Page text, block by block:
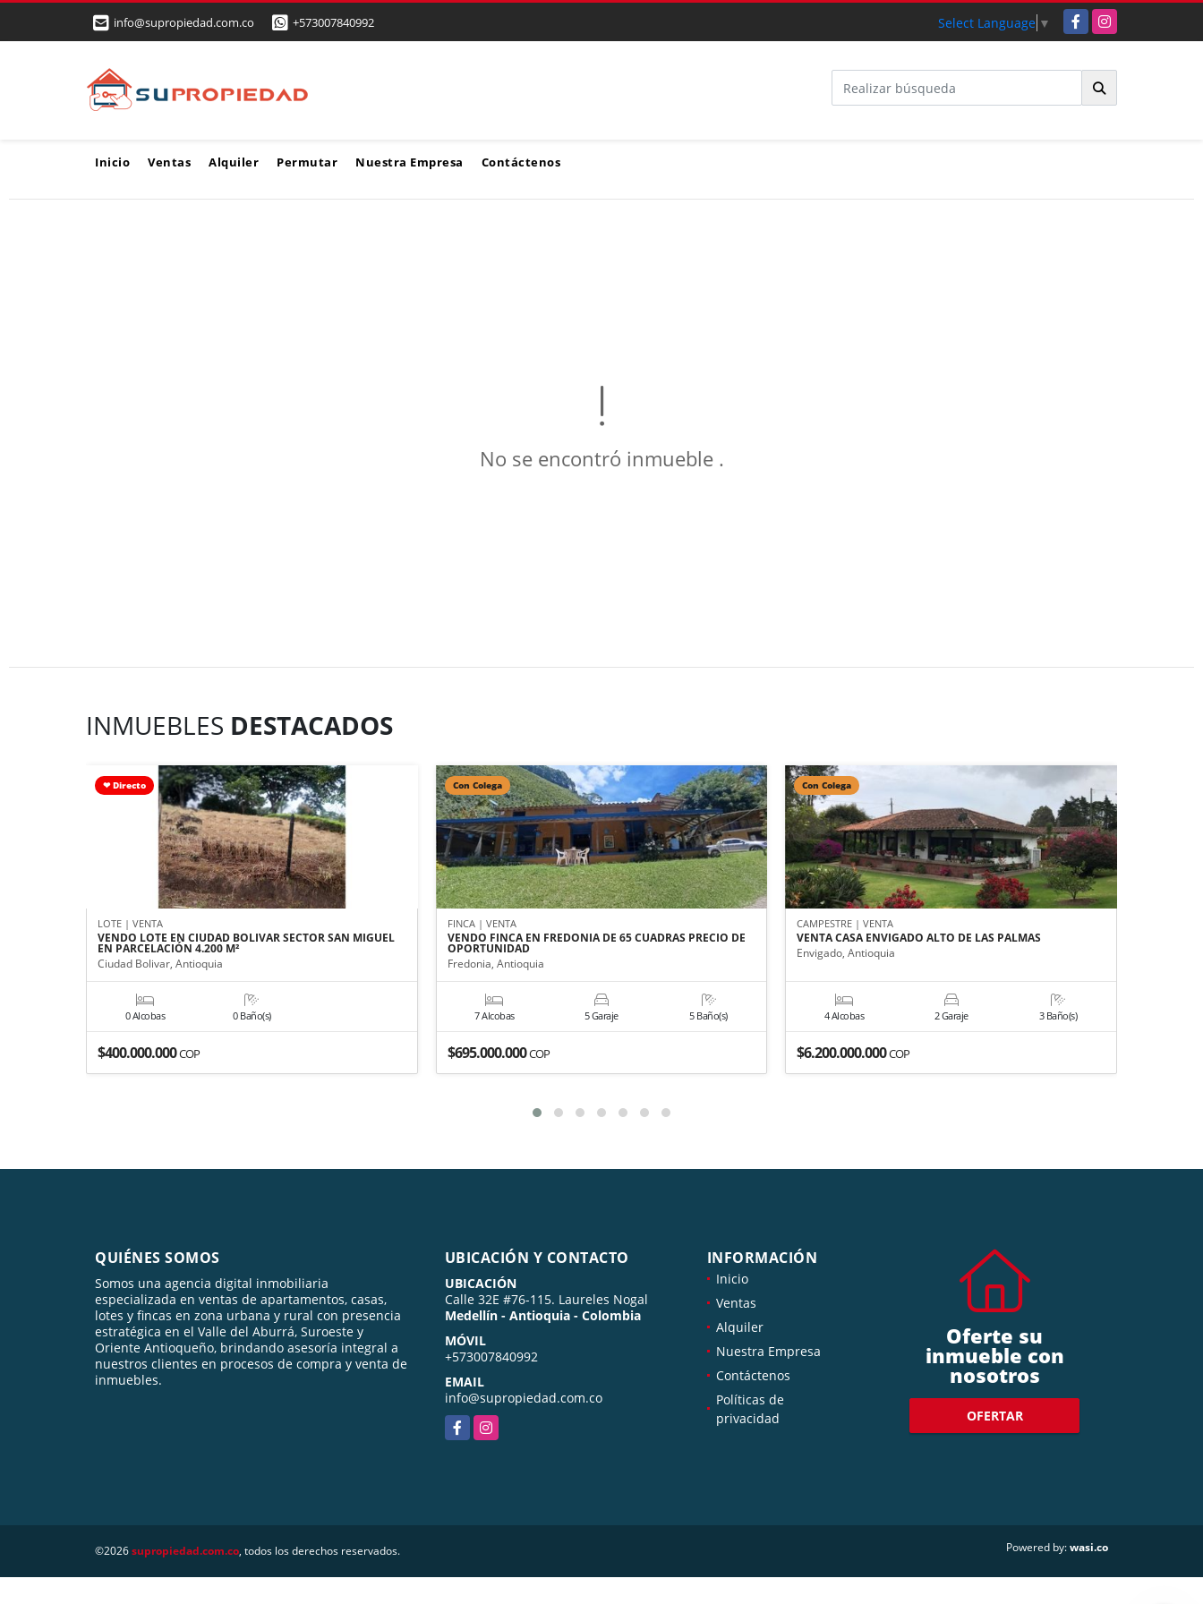
info@supropiedad.com.co +573007840992 Select Language ▼ FacebookInstagram
Inicio Ventas Alquiler Permutar Nuestra Empresa Contáctenos
No se encontró inmueble .
INMUEBLES DESTACADOS
❤ Directo
LOTE | VENTA
VENDO LOTE EN CIUDAD BOLIVAR SECTOR SAN MIGUEL
EN PARCELACIÓN 4.200 M²
Ciudad Bolivar, Antioquia
0 Alcobas 0 Baño(s)
$400.000.000COP
Con Colega
FINCA | VENTA
VENDO FINCA EN FREDONIA DE 65 CUADRAS PRECIO DE
OPORTUNIDAD
Fredonia, Antioquia
7 Alcobas 5 Garaje 5 Baño(s)
$695.000.000COP
Con Colega
CAMPESTRE | VENTA
VENTA CASA ENVIGADO ALTO DE LAS PALMAS
Envigado, Antioquia
4 Alcobas 2 Garaje 3 Baño(s)
$6.200.000.000COP
QUIÉNES SOMOS
Somos una agencia digital inmobiliaria
especializada en ventas de apartamentos, casas,
lotes y fincas en zona urbana y rural con presencia
estratégica en el Valle del Aburrá, Suroeste y
Oriente Antioqueño, brindando asesoría integral a
nuestros clientes en procesos de compra y venta de
inmuebles.
UBICACIÓN Y CONTACTO
UBICACIÓN
Calle 32E #76-115. Laureles Nogal
Medellín - Antioquia - Colombia
MÓVIL
+573007840992
EMAIL
info@supropiedad.com.co
FacebookInstagram
INFORMACIÓN
Inicio
Ventas
Alquiler
Nuestra Empresa
Contáctenos
Políticas de
privacidad
Oferte su
inmueble con
nosotros
OFERTAR
©2026supropiedad.com.co, todos los derechos reservados. Powered by:wasi.co